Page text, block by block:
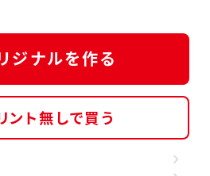
ジナルを作る
ント無しで買う